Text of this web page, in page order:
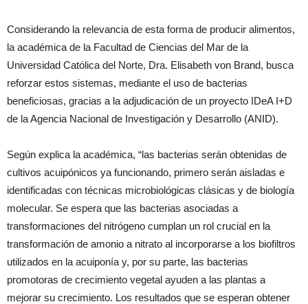
Considerando la relevancia de esta forma de producir alimentos,
la académica de la Facultad de Ciencias del Mar de la
Universidad Católica del Norte, Dra. Elisabeth von Brand, busca
reforzar estos sistemas, mediante el uso de bacterias
beneficiosas, gracias a la adjudicación de un proyecto IDeA I+D
de la Agencia Nacional de Investigación y Desarrollo (ANID).
Según explica la académica, “las bacterias serán obtenidas de
cultivos acuipónicos ya funcionando, primero serán aisladas e
identificadas con técnicas microbiológicas clásicas y de biología
molecular. Se espera que las bacterias asociadas a
transformaciones del nitrógeno cumplan un rol crucial en la
transformación de amonio a nitrato al incorporarse a los biofiltros
utilizados en la acuiponía y, por su parte, las bacterias
promotoras de crecimiento vegetal ayuden a las plantas a
mejorar su crecimiento. Los resultados que se esperan obtener